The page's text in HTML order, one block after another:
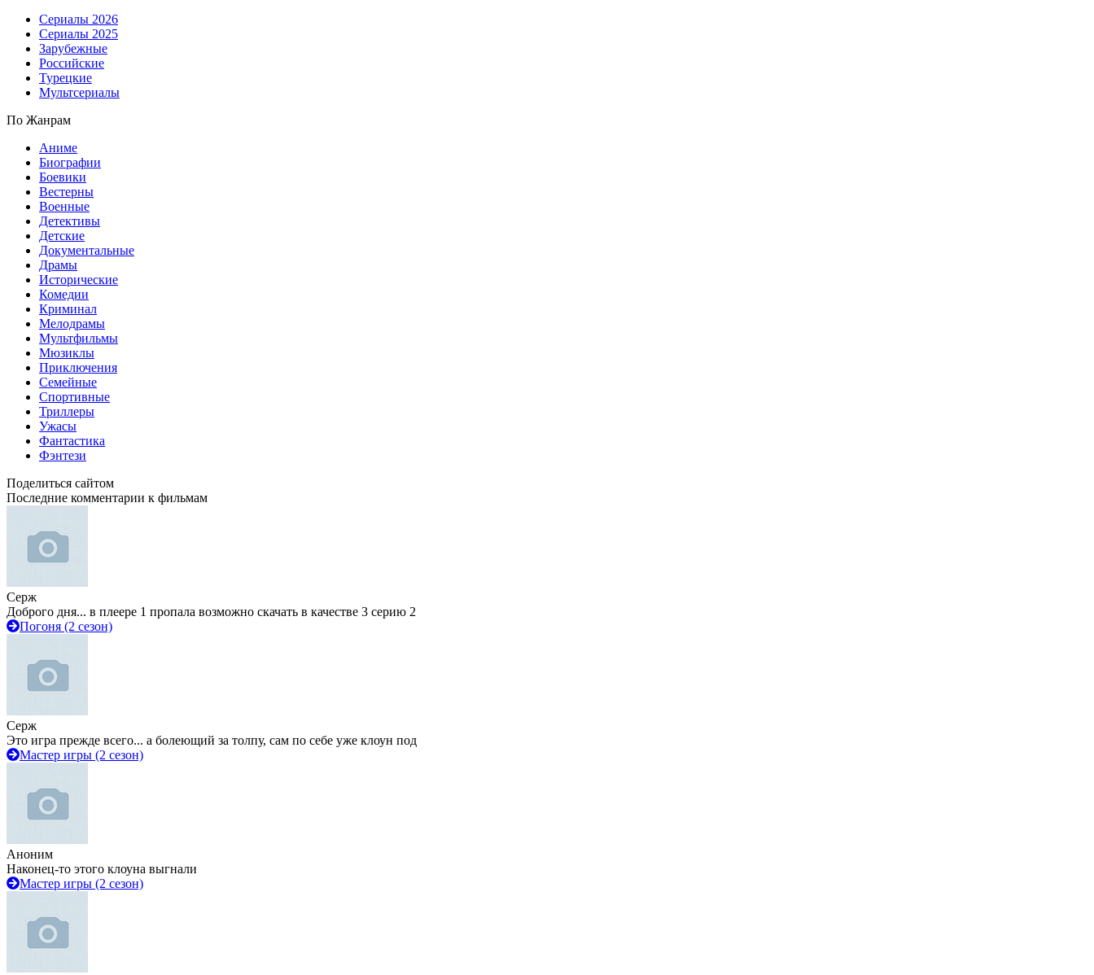
Сериалы 2026
Сериалы 2025
Зарубежные
Российские
Турецкие
Мультсериалы
По Жанрам
Аниме
Биографии
Боевики
Вестерны
Военные
Детективы
Детские
Документальные
Драмы
Исторические
Комедии
Криминал
Мелодрамы
Мультфильмы
Мюзиклы
Приключения
Семейные
Спортивные
Триллеры
Ужасы
Фантастика
Фэнтези
Поделиться сайтом
Последние комментарии к фильмам
Серж
Доброго дня... в плеере 1 пропала возможно скачать в качестве 3 серию 2
Погоня (2 сезон)
Серж
Это игра прежде всего... а болеющий за толпу, сам по себе уже клоун под
Мастер игры (2 сезон)
Аноним
Наконец-то этого клоуна выгнали
Мастер игры (2 сезон)